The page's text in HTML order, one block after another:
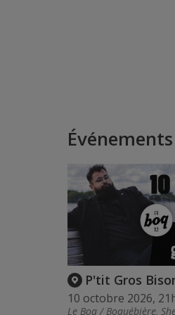
P'tit Gros
10 octobre 2026,
Le Boq / Boquébière,